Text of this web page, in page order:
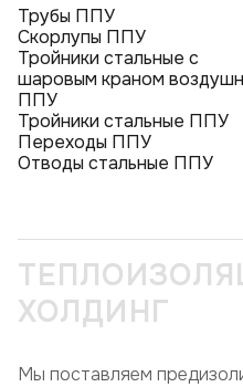
Трубы ППУ
Скорлупы ППУ
Тройники стальные с
шаровым краном
ППУ
Тройники стальные ППУ
Переходы ППУ
Отводы стальные ППУ
ХОЛДИНГ
Мы поставляем